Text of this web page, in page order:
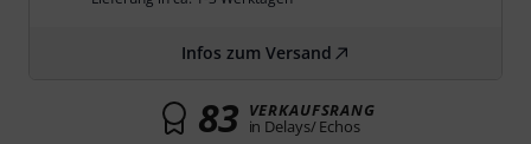
Infos zum Versand
83 VERKAUFSRANG
in Delays/ Echos